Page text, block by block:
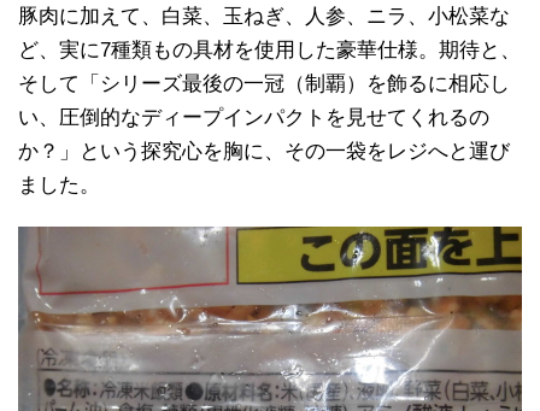
豚肉に加えて、白菜、玉ねぎ、人参、ニラ、小松菜な
ど、実に7種類もの具材を使用した豪華仕様。期待と、
そして「シリーズ最後の一冠（制覇）を飾るに相応し
い、圧倒的なディープインパクトを見せてくれるの
か？」という探究心を胸に、その一袋をレジへと運び
ました。